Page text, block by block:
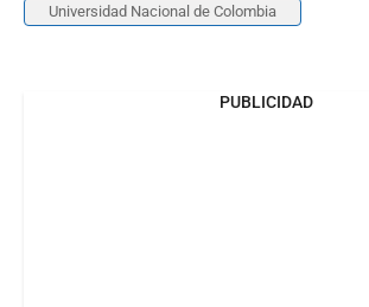
Universidad Nacional de Colombia
PUBLICIDAD